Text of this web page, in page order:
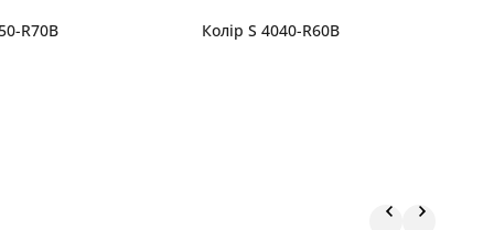
R70B Колір S 4040-R60B